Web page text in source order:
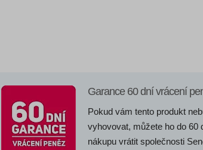
Garance 60 dní vrácení
Pokud vám tento produkt
vyhovovat, můžete ho do 60
nákupu vrátit společnosti